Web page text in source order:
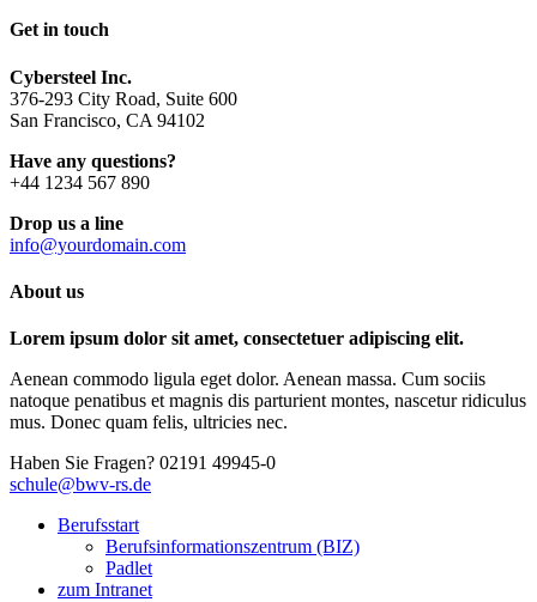
Get in touch
Cybersteel Inc.
376-293 City Road, Suite 600
San Francisco, CA 94102
Have any questions?
+44 1234 567 890
Drop us a line
info@yourdomain.com
About us
Lorem ipsum dolor sit amet, consectetuer adipiscing elit.
Aenean commodo ligula eget dolor. Aenean massa. Cum sociis
natoque penatibus et magnis dis parturient montes, nascetur ridiculus
mus. Donec quam felis, ultricies nec.
Haben Sie Fragen? 02191 49945-0
schule@bwv-rs.de
Berufsstart
Berufsinformationszentrum (BIZ)
Padlet
zum Intranet